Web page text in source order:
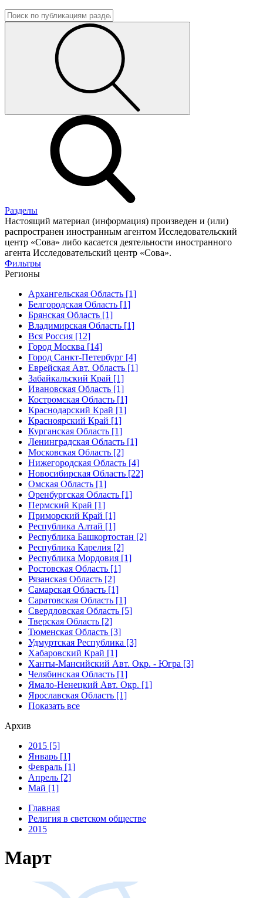
Разделы
Настоящий материал (информация) произведен и (или)
распространен иностранным агентом Исследовательский
центр «Сова» либо касается деятельности иностранного
агента Исследовательский центр «Сова».
Фильтры
Регионы
Архангельская Область [1]
Белгородская Область [1]
Брянская Область [1]
Владимирская Область [1]
Вся Россия [12]
Город Москва [14]
Город Санкт-Петербург [4]
Еврейская Авт. Область [1]
Забайкальский Край [1]
Ивановская Область [1]
Костромская Область [1]
Краснодарский Край [1]
Красноярский Край [1]
Курганская Область [1]
Ленинградская Область [1]
Московская Область [2]
Нижегородская Область [4]
Новосибирская Область [22]
Омская Область [1]
Оренбургская Область [1]
Пермский Край [1]
Приморский Край [1]
Республика Алтай [1]
Республика Башкортостан [2]
Республика Карелия [2]
Республика Мордовия [1]
Ростовская Область [1]
Рязанская Область [2]
Самарская Область [1]
Саратовская Область [1]
Свердловская Область [5]
Тверская Область [2]
Тюменская Область [3]
Удмуртская Республика [3]
Хабаровский Край [1]
Ханты-Мансийский Авт. Окр. - Югра [3]
Челябинская Область [1]
Ямало-Ненецкий Авт. Окр. [1]
Ярославская Область [1]
Показать все
Архив
2015 [5]
Январь [1]
Февраль [1]
Апрель [2]
Май [1]
Главная
Религия в светском обществе
2015
Март